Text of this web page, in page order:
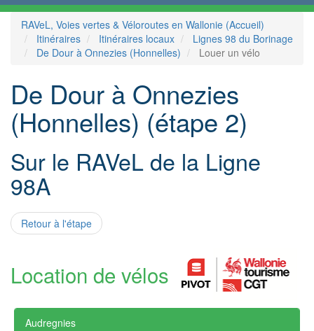
RAVeL, Voies vertes & Véloroutes en Wallonie (Accueil)
Itinéraires
Itinéraires locaux
Lignes 98 du Borinage
De Dour à Onnezies (Honnelles)
Louer un vélo
De Dour à Onnezies
(Honnelles) (étape 2)
Sur le RAVeL de la Ligne
98A
Retour à l'étape
Location de vélos
Audregnies